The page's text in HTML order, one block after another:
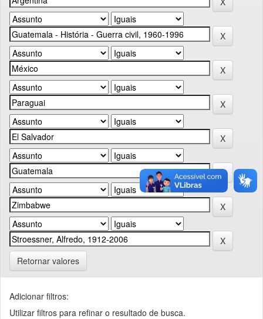
Retornar valores
Adicionar filtros:
Utilizar filtros para refinar o resultado de busca.